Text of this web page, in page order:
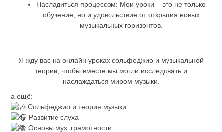
Насладиться процессом: Мои уроки – это не только
обучение, но и удовольствие от открытия новых
музыкальных горизонтов.
Я жду вас на онлайн уроках сольфеджио и музыкальной
теории, чтобы вместе мы могли исследовать и
наслаждаться миром музыки.
а ещё:
Сольфеджио и теория музыки
Развитие слуха
Основы муз. грамотности